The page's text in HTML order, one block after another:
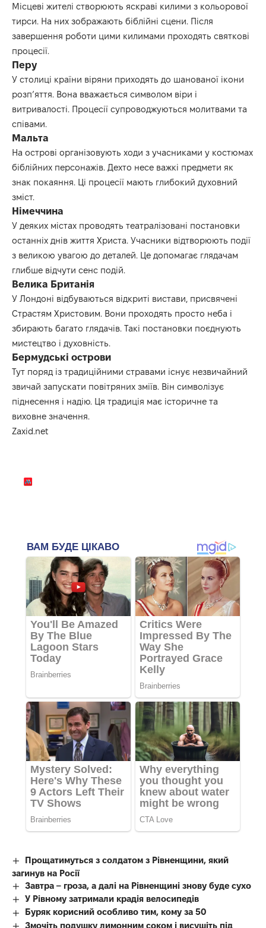
Місцеві жителі створюють яскраві килими з кольорової
тирси. На них зображають біблійні сцени. Після
завершення роботи цими килимами проходять святкові
процесії.
Перу
У столиці країни віряни приходять до шанованої ікони
розп’яття. Вона вважається символом віри і
витривалості. Процесії супроводжуються молитвами та
співами.
Мальта
На острові організовують ходи з учасниками у костюмах
біблійних персонажів. Дехто несе важкі предмети як
знак покаяння. Ці процесії мають глибокий духовний
зміст.
Німеччина
У деяких містах проводять театралізовані постановки
останніх днів життя Христа. Учасники відтворюють події
з великою увагою до деталей. Це допомагає глядачам
глибше відчути сенс подій.
Велика Британія
У Лондоні відбуваються відкриті вистави, присвячені
Страстям Христовим. Вони проходять просто неба і
збирають багато глядачів. Такі постановки поєднують
мистецтво і духовність.
Бермудські острови
Тут поряд із традиційними стравами існує незвичайний
звичай запускати повітряних зміїв. Він символізує
піднесення і надію. Ця традиція має історичне та
виховне значення.
Zaxid.net
Прощатимуться з солдатом з Рівненщини, який
загинув на Росії
Завтра – гроза, а далі на Рівненщині знову буде сухо
У Рівному затримали крадія велосипедів
Буряк корисний особливо тим, кому за 50
Змочіть подушку лимонним соком і висушіть під